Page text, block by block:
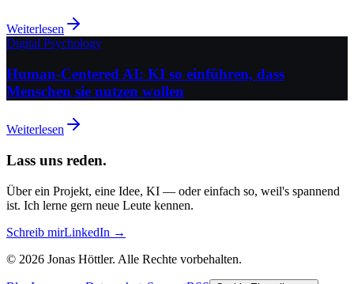
Weiterlesen
Digital Psychology
Human-Centered AI: KI so einführen, dass
Menschen sie nutzen wollen
Weiterlesen
Lass uns reden.
Über ein Projekt, eine Idee, KI — oder einfach so, weil's spannend
ist. Ich lerne gern neue Leute kennen.
Schreib mirLinkedIn →
© 2026 Jonas Höttler. Alle Rechte vorbehalten.